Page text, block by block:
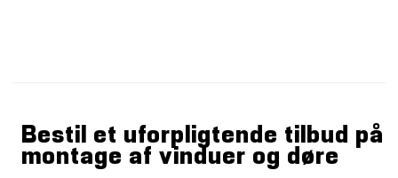
Bestil et uforpligtende tilbud på
montage af vinduer og døre